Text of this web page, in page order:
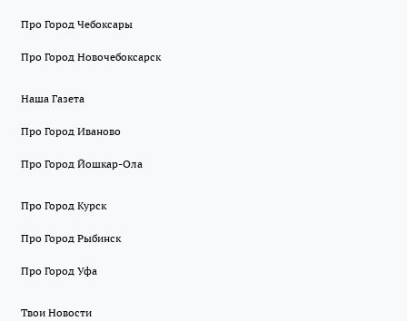
Про Город Чебоксары
Про Город Новочебоксарск
Наша Газета
Про Город Иваново
Про Город Йошкар-Ола
Про Город Курск
Про Город Рыбинск
Про Город Уфа
Твои Новости